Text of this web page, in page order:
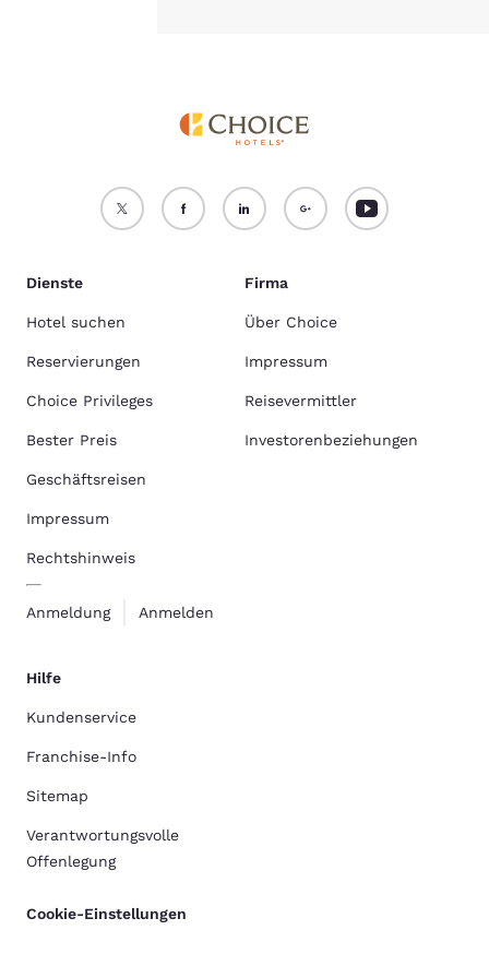
Dienste
Hotel suchen
Reservierungen
Choice Privileges
Bester Preis
Geschäftsreisen
Impressum
Rechtshinweis
Anmeldung Anmelden
Firma
Über Choice
Impressum
Reisevermittler
Investorenbeziehungen
Hilfe
Kundenservice
Franchise-Info
Sitemap
Verantwortungsvolle
Offenlegung
Cookie-Einstellungen